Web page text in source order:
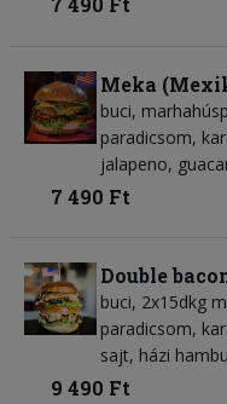
Meka
buci,
paradicsom,
jalapeno,
7 490 Ft
Double
buci, 2x15dkg
paradicsom,
sajt, házi
9 490 Ft